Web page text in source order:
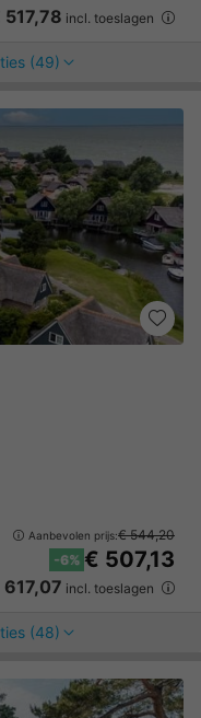
517,78 incl. toeslagen
(49)
Aanbevolen prijs:€ 544,20
-6% € 507,13
incl. toeslagen
(48)